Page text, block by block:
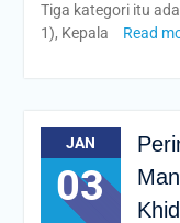
Tiga kategori itu
1), Kepala
Read
JAN
03